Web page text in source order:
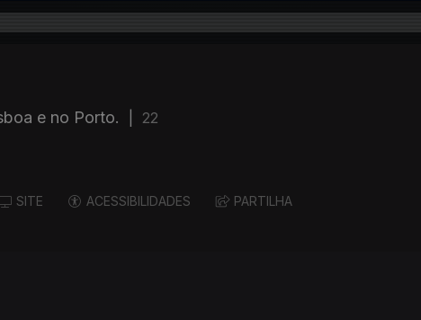
e no Porto.
22
SITE ACESSIBILIDADES PARTILHA